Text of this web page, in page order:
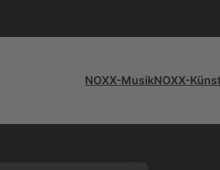
NOXX-MusikNOXX-